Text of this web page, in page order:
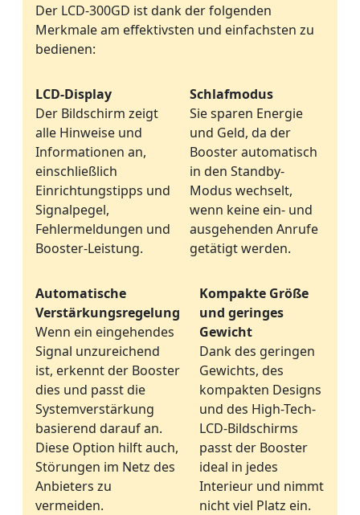
Der LCD-300GD ist dank der folgenden
Merkmale am effektivsten und einfachsten zu
bedienen:
LCD-Display
Der Bildschirm zeigt
alle Hinweise und
Informationen an,
einschließlich
Einrichtungstipps und
Signalpegel,
Fehlermeldungen und
Booster-Leistung.
Schlafmodus
Sie sparen Energie
und Geld, da der
Booster automatisch
in den Standby-
Modus wechselt,
wenn keine ein- und
ausgehenden Anrufe
getätigt werden.
Automatische
Verstärkungsregelung
Wenn ein eingehendes
Signal unzureichend
ist, erkennt der Booster
dies und passt die
Systemverstärkung
basierend darauf an.
Diese Option hilft auch,
Störungen im Netz des
Anbieters zu
vermeiden.
Kompakte Größe
und geringes
Gewicht
Dank des geringen
Gewichts, des
kompakten Designs
und des High-Tech-
LCD-Bildschirms
passt der Booster
ideal in jedes
Interieur und nimmt
nicht viel Platz ein.